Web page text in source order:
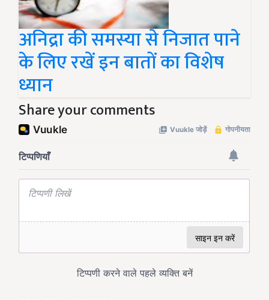
अनिद्रा की समस्या से निजात पाने
के लिए रखें इन बातों का विशेष
ध्यान
Share your comments